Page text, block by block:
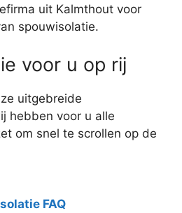
uit Kalmthout voor
spouwisolatie.
voor u op rij
uitgebreide
hebben voor u alle
om snel te scrollen op de
FAQ